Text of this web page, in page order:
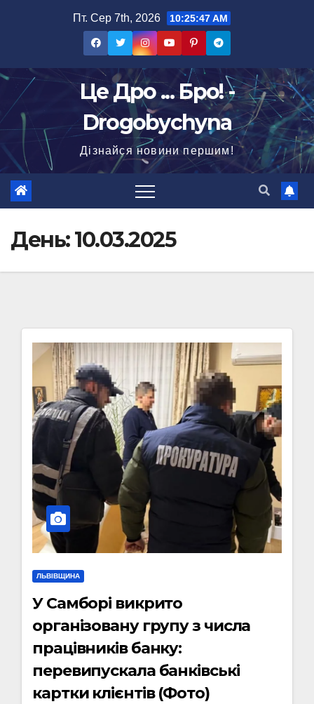
Пт. Сер 7th, 2026 10:25:48 AM
Це Дро ... Бро! -
Drogobychyna
Дізнайся новини першим!
День:10.03.2025
ЛЬВІВЩИНА
У Самборі викрито
організовану групу з числа
працівників банку:
перевипускала банківські
картки клієнтів (Фото)